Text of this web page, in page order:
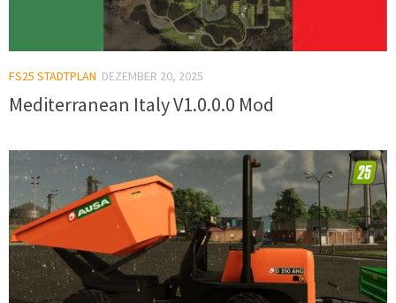
FS25 STADTPLAN DEZEMBER 20, 2025
Mediterranean Italy V1.0.0.0 Mod